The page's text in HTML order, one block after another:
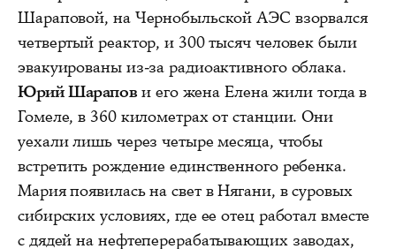
Шараповой, на Чернобыльской АЭС взорвался
четвертый реактор, и 300 тысяч человек были
эвакуированы из-за радиоактивного облака.
Юрий Шарапов и его жена Елена жили тогда в
Гомеле, в 360 километрах от станции. Они
уехали лишь через четыре месяца, чтобы
встретить рождение единственного ребенка.
Мария появилась на свет в Нягани, в суровых
сибирских условиях, где ее отец работал вместе
с дядей на нефтеперерабатывающих заводах,